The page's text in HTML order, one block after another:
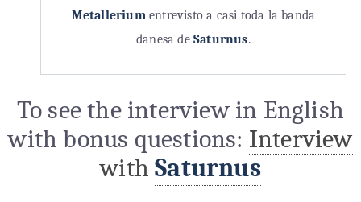
Metalleriumentrevisto a casi toda la banda
danesa deSaturnus.
To see the interview in English
with bonus questions: Interview
withSaturnus